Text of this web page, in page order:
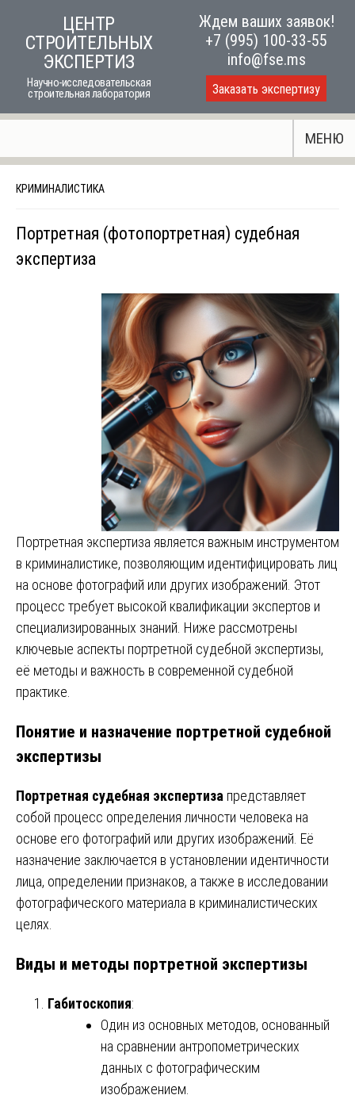
content
ЦЕНТР
СТРОИТЕЛЬНЫХ
ЭКСПЕРТИЗ
Научно-исследовательская
строительная лаборатория
Ждем ваших заявок!
+7 (995) 100-33-55
info@fse.ms
Заказать экспертизу
МЕНЮ
КРИМИНАЛИСТИКА
Портретная (фотопортретная) судебная
экспертиза
Портретная экспертиза является важным инструментом
в криминалистике, позволяющим идентифицировать лиц
на основе фотографий или других изображений. Этот
процесс требует высокой квалификации экспертов и
специализированных знаний. Ниже рассмотрены
ключевые аспекты портретной судебной экспертизы,
её методы и важность в современной судебной
практике.
Понятие и назначение портретной судебной
экспертизы
Портретная судебная экспертиза представляет
собой процесс определения личности человека на
основе его фотографий или других изображений. Её
назначение заключается в установлении идентичности
лица, определении признаков, а также в исследовании
фотографического материала в криминалистических
целях.
Виды и методы портретной экспертизы
Габитоскопия:
Один из основных методов, основанный
на сравнении антропометрических
данных с фотографическим
изображением.